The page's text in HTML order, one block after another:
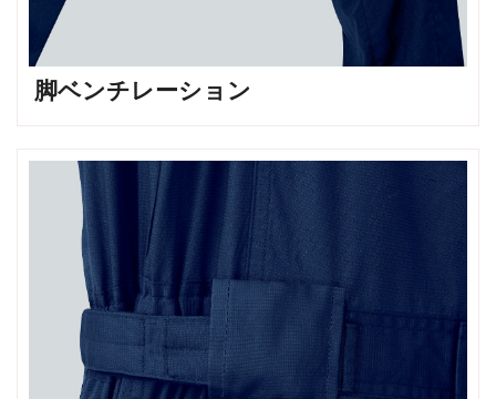
脚ベンチレーション